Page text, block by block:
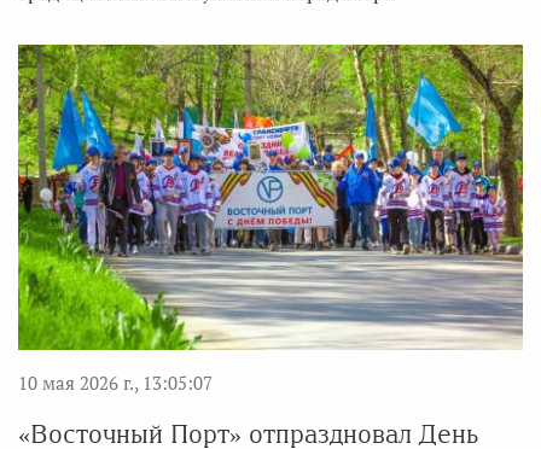
10 мая 2026 г., 13:05:07
«Восточный Порт» отпраздновал День